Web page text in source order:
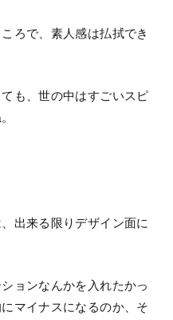
ろで、素人感は払拭でき
も、世の中はすごいスピ
出来る限りデザイン面に
ョンなんかを入れたかっ
マイナスになるのか、そ